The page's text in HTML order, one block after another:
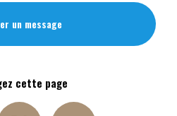
un message
cette page